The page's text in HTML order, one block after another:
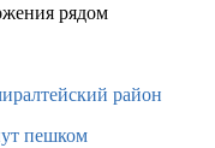
рядом
район
пешком